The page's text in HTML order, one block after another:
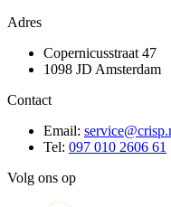
Adres
Copernicusstraat 47
1098 JD Amsterdam
Contact
Email:
Tel: 097 010 2606 61
Volg ons op